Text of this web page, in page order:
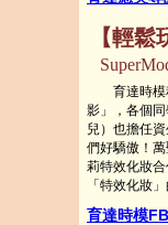
【輕
育達時模科
影」，各個
兒）也擔任
們好驕傲！
莉特效化妝
「特效化妝
育達時模FB